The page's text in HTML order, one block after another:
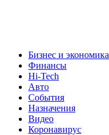
Бизнес и экономика
Финансы
Hi-Tech
Авто
События
Назначения
Видео
Коронавирус